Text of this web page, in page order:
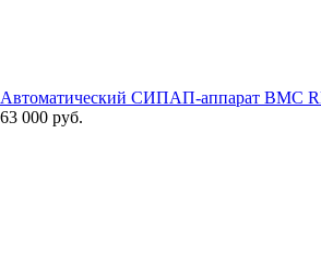
Автоматический СИПАП-аппарат BMC
63 000 руб.